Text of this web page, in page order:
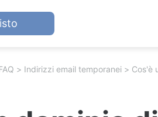
Indirizzi email temporanei